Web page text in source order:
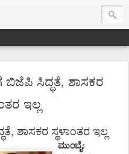
ಸಿದ್ಧತೆ, ಶಾಸಕರ
ಇಲ್ಲ
, ಶಾಸಕರ ಸ್ಥಳಾಂತರ ಇಲ್ಲ
ಮುಂಬೈ: